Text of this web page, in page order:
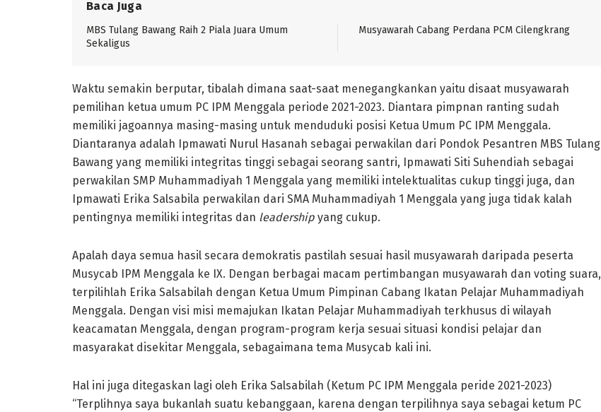
Baca Juga
MBS Tulang Bawang Raih 2 Piala Juara Umum
Sekaligus
Musyawarah Cabang Perdana PCM Cilengkrang
Waktu semakin berputar, tibalah dimana saat-saat menegangkankan yaitu disaat musyawarah
pemilihan ketua umum PC IPM Menggala periode 2021-2023. Diantara pimpnan ranting sudah
memiliki jagoannya masing-masing untuk menduduki posisi Ketua Umum PC IPM Menggala.
Diantaranya adalah Ipmawati Nurul Hasanah sebagai perwakilan dari Pondok Pesantren MBS Tulang
Bawang yang memiliki integritas tinggi sebagai seorang santri, Ipmawati Siti Suhendiah sebagai
perwakilan SMP Muhammadiyah 1 Menggala yang memiliki intelektualitas cukup tinggi juga, dan
Ipmawati Erika Salsabila perwakilan dari SMA Muhammadiyah 1 Menggala yang juga tidak kalah
pentingnya memiliki integritas dan leadership yang cukup.
Apalah daya semua hasil secara demokratis pastilah sesuai hasil musyawarah daripada peserta
Musycab IPM Menggala ke IX. Dengan berbagai macam pertimbangan musyawarah dan voting suara,
terpilihlah Erika Salsabilah dengan Ketua Umum Pimpinan Cabang Ikatan Pelajar Muhammadiyah
Menggala. Dengan visi misi memajukan Ikatan Pelajar Muhammadiyah terkhusus di wilayah
keacamatan Menggala, dengan program-program kerja sesuai situasi kondisi pelajar dan
masyarakat disekitar Menggala, sebagaimana tema Musycab kali ini.
Hal ini juga ditegaskan lagi oleh Erika Salsabilah (Ketum PC IPM Menggala peride 2021-2023)
“Terplihnya saya bukanlah suatu kebanggaan, karena dengan terpilihnya saya sebagai ketum PC